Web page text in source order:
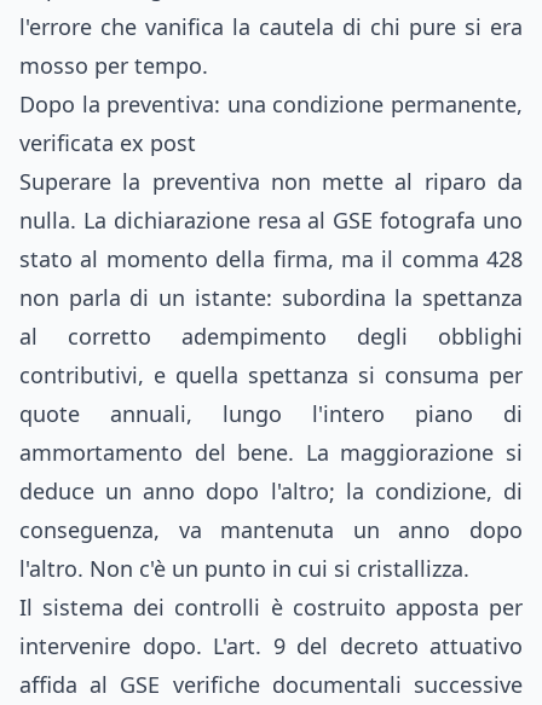
l'errore che vanifica la cautela di chi pure si era
mosso per tempo.
Dopo la preventiva: una condizione permanente,
verificata ex post
Superare la preventiva non mette al riparo da
nulla. La dichiarazione resa al GSE fotografa uno
stato al momento della firma, ma il comma 428
non parla di un istante: subordina la spettanza
al corretto adempimento degli obblighi
contributivi, e quella spettanza si consuma per
quote annuali, lungo l'intero piano di
ammortamento del bene. La maggiorazione si
deduce un anno dopo l'altro; la condizione, di
conseguenza, va mantenuta un anno dopo
l'altro. Non c'è un punto in cui si cristallizza.
Il sistema dei controlli è costruito apposta per
intervenire dopo. L'art. 9 del decreto attuativo
affida al GSE verifiche documentali successive